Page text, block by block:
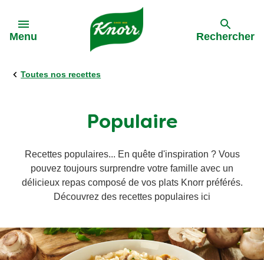
Menu
Précédent
La Soupe
Rapide et facile
Précédent
Soupes
Sauces
Précédent
Précédent
Dinnerdate
Rechercher
Toutes nos recettes
Populaire
Recettes populaires... En quête d'inspiration ? Vous
pouvez toujours surprendre votre famille avec un
délicieux repas composé de vos plats Knorr préférés.
Découvrez des recettes populaires ici